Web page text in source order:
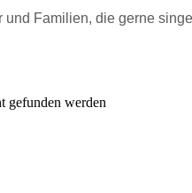
Familien, die gerne